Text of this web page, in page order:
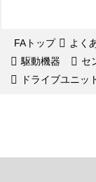
FAトップ よく
駆動機器
セ
ドライブユニッ